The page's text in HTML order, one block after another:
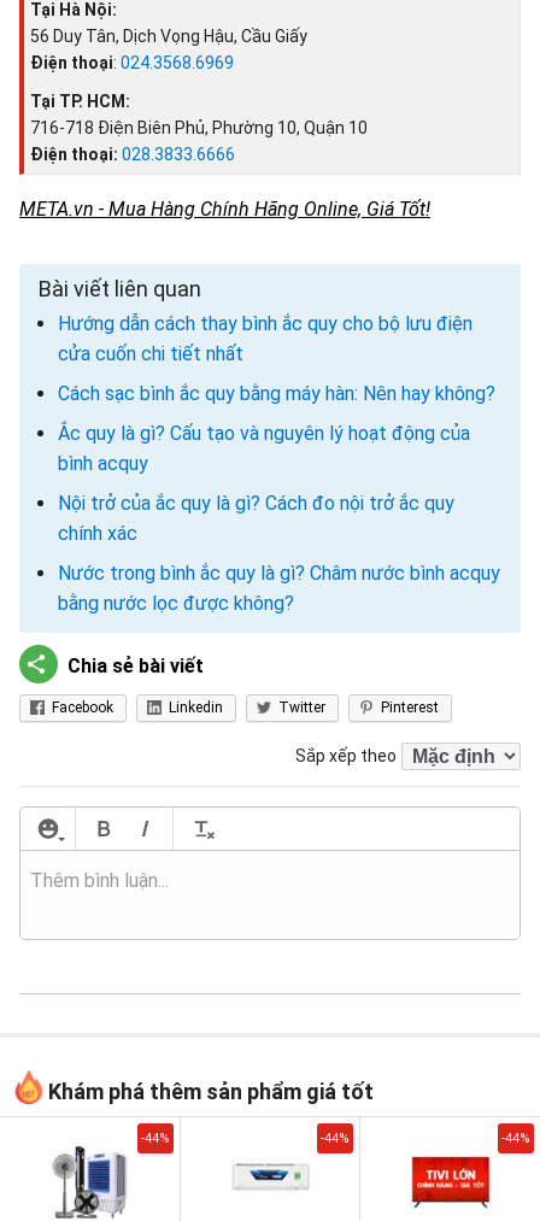
Tại Hà Nội:
56 Duy Tân, Dịch Vọng Hậu, Cầu Giấy
Điện thoại: 024.3568.6969
Tại TP. HCM:
716-718 Điện Biên Phủ, Phường 10, Quận 10
Điện thoại: 028.3833.6666
META.vn - Mua Hàng Chính Hãng Online, Giá Tốt!
Bài viết liên quan
Hướng dẫn cách thay bình ắc quy cho bộ lưu điện
cửa cuốn chi tiết nhất
Cách sạc bình ắc quy bằng máy hàn: Nên hay không?
Ắc quy là gì? Cấu tạo và nguyên lý hoạt động của
bình acquy
Nội trở của ắc quy là gì? Cách đo nội trở ắc quy
chính xác
Nước trong bình ắc quy là gì? Châm nước bình acquy
bằng nước lọc được không?
Chia sẻ bài viết
Facebook Linkedin Twitter Pinterest
Sắp xếp theo
Khám phá thêm sản phẩm giá tốt
-44% -44% -44%